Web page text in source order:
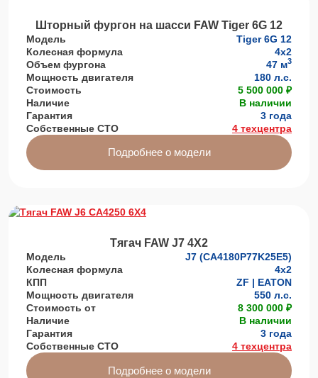
Шторный фургон на шасси FAW Tiger 6G 12
Модель
Tiger 6G 12
Колесная формула
4х2
Объем фургона
47 м3
Мощность двигателя
180 л.с.
Стоимость
5 500 000 ₽
Наличие
В наличии
Гарантия
3 года
Собственные СТО
4 техцентра
Подробнее о модели
Тягач FAW J7 4Х2
Модель
J7 (CA4180P77K25E5)
Колесная формула
4x2
КПП
ZF | EATON
Мощность двигателя
550 л.с.
Стоимость от
8 300 000 ₽
Наличие
В наличии
Гарантия
3 года
Собственные СТО
4 техцентра
Подробнее о модели